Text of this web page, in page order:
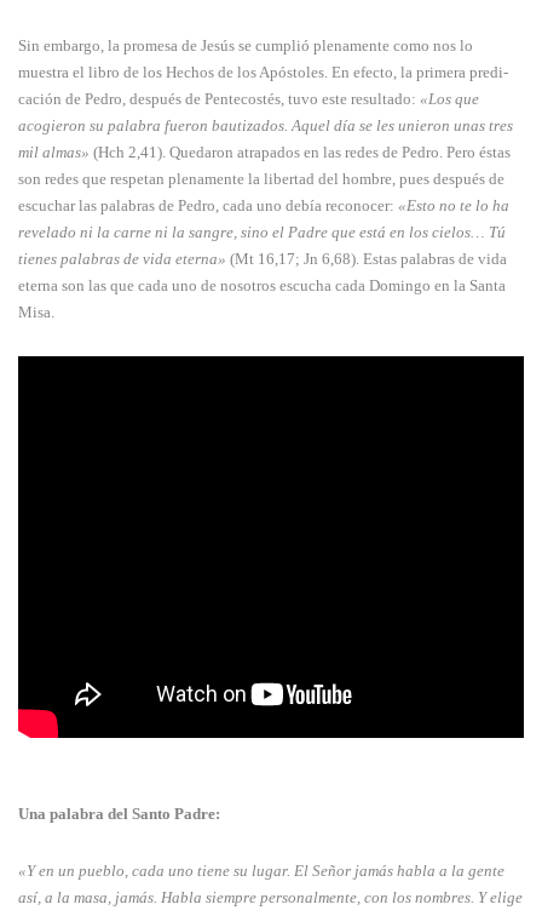
Sin embargo, la promesa de Jesús se cumplió plenamente como nos lo
muestra el libro de los Hechos de los Apóstoles. En efecto, la primera predi­
cación de Pedro, después de Pentecostés, tuvo este resul­tado: «Los que
acogieron su palabra fueron bautizados. Aquel día se les unieron unas tres
mil almas» (Hch 2,41). Quedaron atrapados en las redes de Pedro. Pero éstas
son redes que respetan plenamente la libertad del hombre, pues después de
escuchar las palabras de Pedro, cada uno debía reconocer: «Esto no te lo ha
revela­do ni la carne ni la sangre, sino el Padre que está en los cielos… Tú
tienes palabras de vida eterna» (Mt 16,17; Jn 6,68). Estas palabras de vida
eterna son las que cada uno de nosotros escucha cada Domingo en la Santa
Misa.
Una palabra del Santo Padre:
«Y en un pueblo, cada uno tiene su lugar. El Señor jamás habla a la gente
así, a la masa, jamás. Habla siempre personalmente, con los nombres. Y elige